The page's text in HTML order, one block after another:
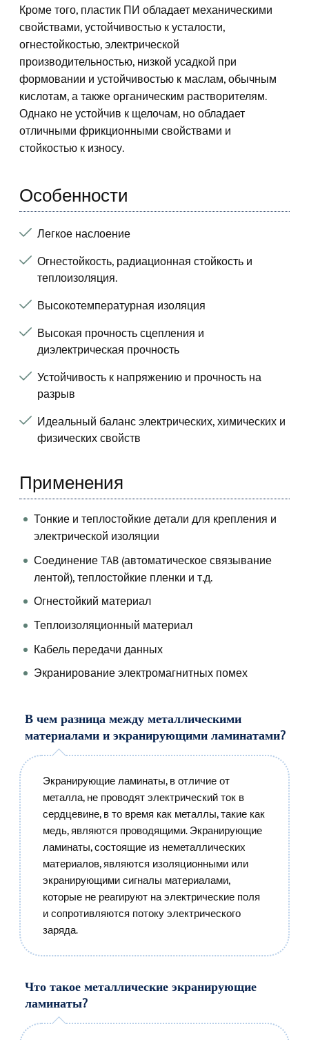
Кроме того, пластик ПИ обладает механическими
свойствами, устойчивостью к усталости,
огнестойкостью, электрической
производительностью, низкой усадкой при
формовании и устойчивостью к маслам, обычным
кислотам, а также органическим растворителям.
Однако не устойчив к щелочам, но обладает
отличными фрикционными свойствами и
стойкостью к износу.
Особенности
Легкое наслоение
Огнестойкость, радиационная стойкость и
теплоизоляция.
Высокотемпературная изоляция
Высокая прочность сцепления и
диэлектрическая прочность
Устойчивость к напряжению и прочность на
разрыв
Идеальный баланс электрических, химических и
физических свойств
Применения
Тонкие и теплостойкие детали для крепления и
электрической изоляции
Соединение TAB (автоматическое связывание
лентой), теплостойкие пленки и т.д.
Огнестойкий материал
Теплоизоляционный материал
Кабель передачи данных
Экранирование электромагнитных помех
В чем разница между металлическими
материалами и экранирующими ламинатами?
Экранирующие ламинаты, в отличие от
металла, не проводят электрический ток в
сердцевине, в то время как металлы, такие как
медь, являются проводящими. Экранирующие
ламинаты, состоящие из неметаллических
материалов, являются изоляционными или
экранирующими сигналы материалами,
которые не реагируют на электрические поля
и сопротивляются потоку электрического
заряда.
Что такое металлические экранирующие
ламинаты?